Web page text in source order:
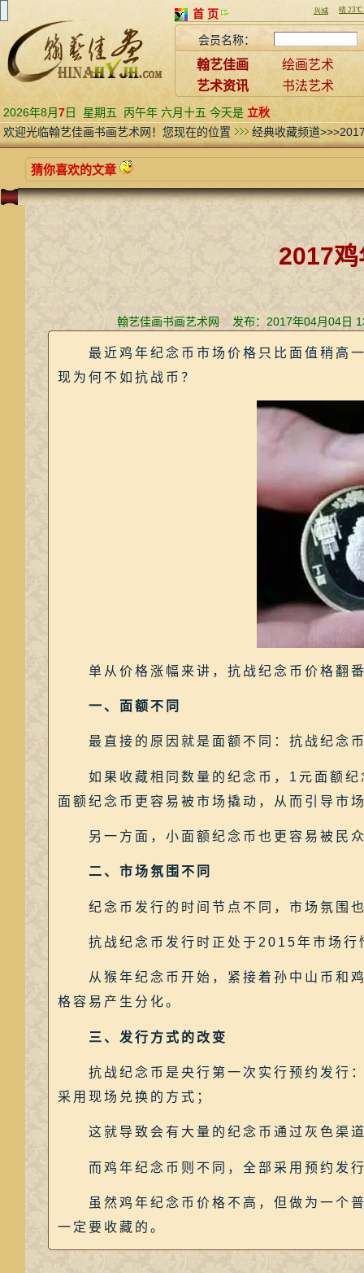
首 页
会员名称：
翰艺佳画
绘画艺术
艺术资讯
书法艺术
2026年8月7日 星期五 丙午年 六月十五 今天是 立秋
欢迎光临翰艺佳画书画艺术网！您现在的位置
经典收藏频道
猜你喜欢的文章
2017
翰艺佳画书画艺术网 发布：2017年04月04
最近鸡年纪念币市场价格只比面值稍高一
现为何不如抗战币？
单从价格涨幅来讲，抗战纪念币价格翻番
一、面额不同
最直接的原因就是面额不同：抗战纪念
如果收藏相同数量的纪念币，1元面额纪
面额纪念币更容易被市场撬动，从而引导市
另一方面，小面额纪念币也更容易被民众
二、市场氛围不同
纪念币发行的时间节点不同，市场氛围
抗战纪念币发行时正处于2015年市场行
从猴年纪念币开始，紧接着孙中山币和鸡
格容易产生分化。
三、发行方式的改变
抗战纪念币是央行第一次实行预约发行：
采用现场兑换的方式；
这就导致会有大量的纪念币通过灰色渠道
而鸡年纪念币则不同，全部采用预约发行
虽然鸡年纪念币价格不高，但做为一个普
一定要收藏的。